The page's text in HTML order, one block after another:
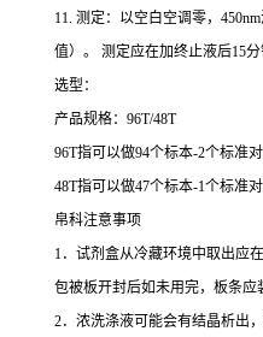
11. 测定：以空白空调零， 450nm
值）。
测定应在加终止液后15分
选型：
产品规格： 96T/48T
96T指可以做94个标本-2个标准
48T指可以做47个标本-1个标准
帛科注意事项
1．试剂盒从冷藏环境中取出应
包被板开封后如未用完，板条应
2．浓洗涤液可能会有结晶析出